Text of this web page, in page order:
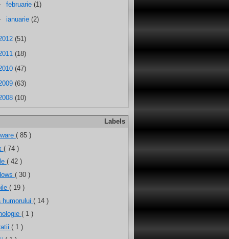
februarie(1)
ianuarie(2)
(51)
(18)
(47)
(63)
(10)
Labels
( 85 )
( 74 )
( 42 )
( 30 )
( 19 )
humorului ( 14 )
( 1 )
( 1 )